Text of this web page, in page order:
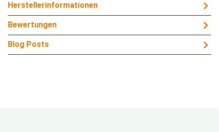
Herstellerinformationen
Bewertungen
Blog Posts